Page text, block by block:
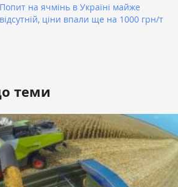
Попит на ячмінь в Україні майже
відсутній, ціни впали ще на 1000 грн/т
теми